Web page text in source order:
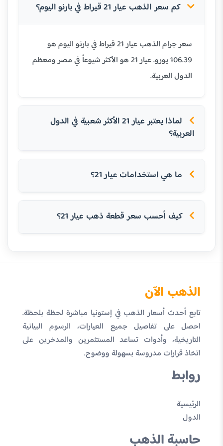
كم سعر الذهب عيار 21 قيراط في بارنو اليوم؟
سعر جرام الذهب عيار 21 قيراط في بارنو اليوم هو
106.39 يورو. عيار 21 هو الأكثر شيوعاً في مصر ومعظم
الدول العربية.
لماذا يعتبر عيار 21 الأكثر شعبية في الدول
العربية؟
ما هي استخدامات عيار 21؟
كيف أحسب سعر قطعة ذهب عيار 21؟
الذهب الآن
تابع أحدث أسعار الذهب في إستونيا مباشرة لحظة بلحظة.
احصل على تفاصيل جميع العيارات، الرسوم البيانية
التاريخية، وأدوات تساعد المستثمرين والمدخرين على
اتخاذ قرارات مدروسة بسهولة ووضوح.
روابط
الرئيسية
الدول
حاسبة الذهب